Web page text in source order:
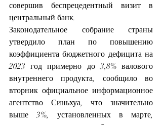
совершив беспрецедентный визит в
центральный банк.
Законодательное собрание страны
утвердило план по повышению
коэффициента бюджетного дефицита на
2023 год примерно до 3,8% валового
внутреннего продукта, сообщило во
вторник официальное информационное
агентство Синьхуа, что значительно
выше 3%, установленных в марте,